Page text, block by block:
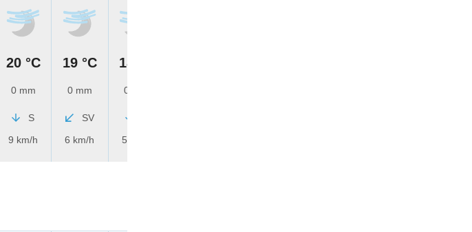
20 °C
0 mm
S
9 km/h
19 °C
0 mm
SV
6 km/h
18 °C
0 mm
5 km/h